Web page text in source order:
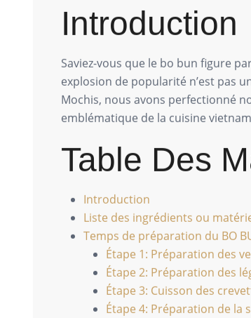
Introduction
Saviez-vous que le bo bun figure
explosion de popularité n’est pas
Mochis, nous avons perfectionné
emblématique de la cuisine
Table Des
Introduction
Liste des ingrédients ou
Temps de préparation du BO
Étape 1: Préparation des
Étape 2: Préparation des
Étape 3: Cuisson des
Étape 4: Préparation de la